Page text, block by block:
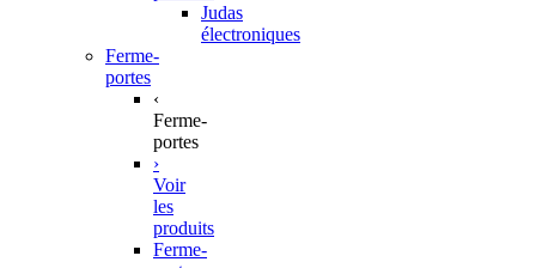
Judas
électroniques
Ferme-
portes
‹
Ferme-
portes
›
Voir
les
produits
Ferme-